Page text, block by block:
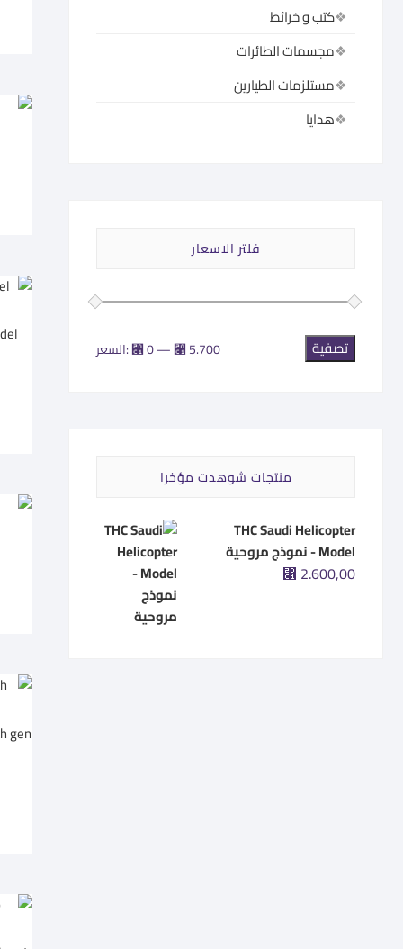
كتب و خرائط
مجسمات الطائرات
مستلزمات الطيارين
هدايا
فلتر الاسعار
تصفية السعر:⃁ 0—⃁ 5.700
منتجات شوهدت مؤخرا
THC Saudi Helicopter
Model - نموذج مروحية
⃁ 2.600,00